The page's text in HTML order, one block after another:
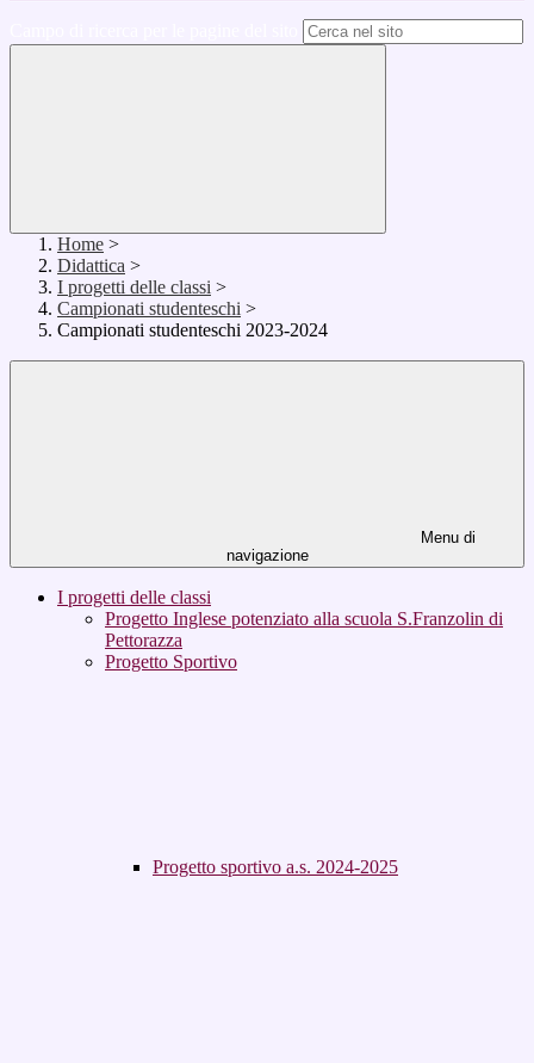
Home >
Didattica >
I progetti delle classi >
Campionati studenteschi >
Campionati studenteschi 2023-2024
Menu di
navigazione
I progetti delle classi
Progetto Inglese potenziato alla scuola S.Franzolin di
Pettorazza
Progetto Sportivo
Progetto sportivo a.s. 2024-2025